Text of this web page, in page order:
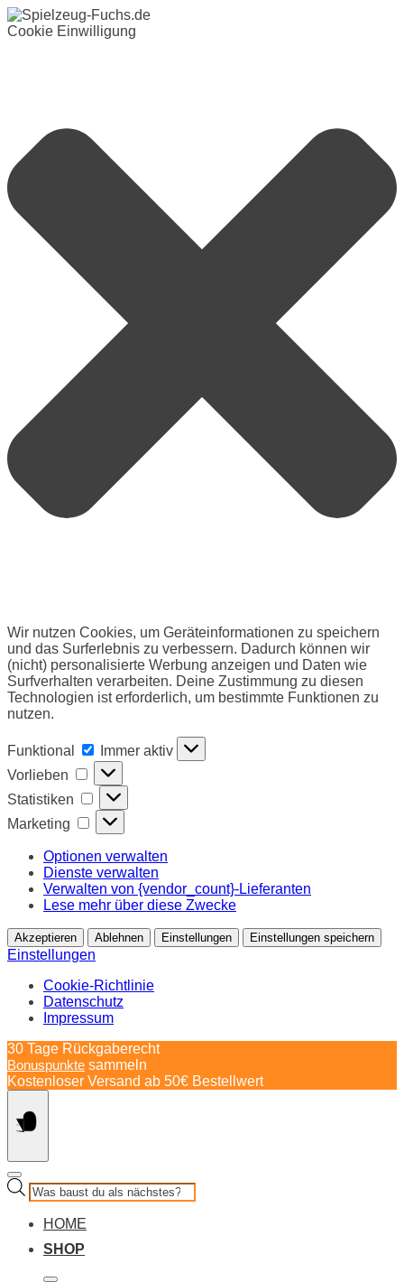
Cookie Einwilligung
Wir nutzen Cookies, um Geräteinformationen zu speichern
und das Surferlebnis zu verbessern. Dadurch können wir
(nicht) personalisierte Werbung anzeigen und Daten wie
Surfverhalten verarbeiten. Deine Zustimmung zu diesen
Technologien ist erforderlich, um bestimmte Funktionen zu
nutzen.
Funktional Funktional
Immer aktiv
Vorlieben
Vorlieben
Statistiken Statistiken
Marketing Marketing
Optionen verwalten
Dienste verwalten
Verwalten von {vendor_count}-Lieferanten
Lese mehr über diese Zwecke
Akzeptieren Ablehnen Einstellungen Einstellungen speichern
Einstellungen
Cookie-Richtlinie
Datenschutz
Impressum
Springe
zum
Inhalt
30 Tage Rückgaberecht
Bonuspunkte sammeln
Kostenloser Versand ab 50€ Bestellwert
Products
search
HOME
SHOP